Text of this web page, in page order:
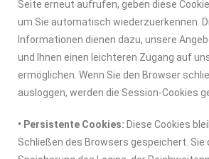
Seite erneut aufrufen, geben diese
um Sie automatisch wiederzuerkennen.
Informationen dienen dazu, unsere
und Ihnen einen leichteren Zugang auf
ermöglichen. Wenn Sie den Browser
ausloggen, werden die Session-Cookies
• Persistente Cookies: Diese Cookies
Schließen des Browsers gespeichert. Sie